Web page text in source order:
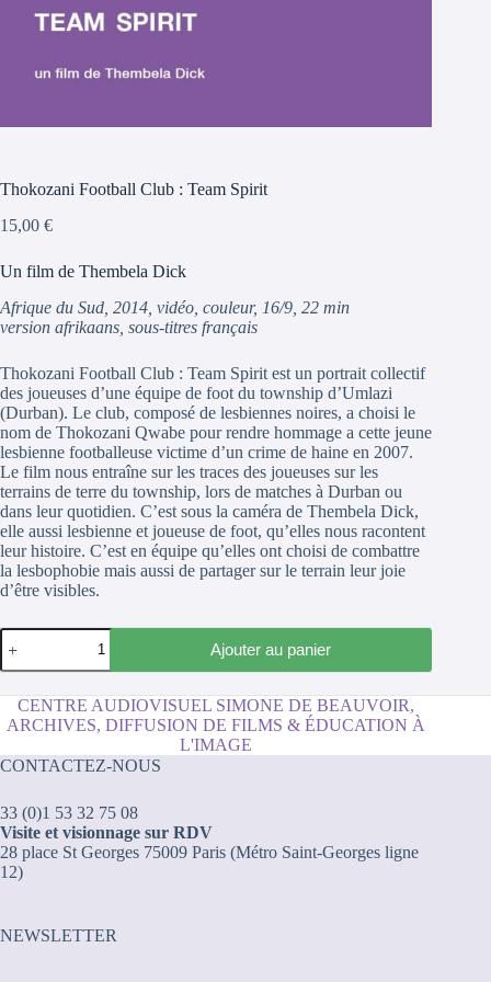
Thokozani Football Club : Team Spirit
15,00 €
Un film de Thembela Dick
Afrique du Sud, 2014, vidéo, couleur, 16/9, 22 min
version afrikaans, sous-titres français
Thokozani Football Club : Team Spirit est un portrait collectif
des joueuses d’une équipe de foot du township d’Umlazi
(Durban). Le club, composé de lesbiennes noires, a choisi le
nom de Thokozani Qwabe pour rendre hommage a cette jeune
lesbienne footballeuse victime d’un crime de haine en 2007.
Le film nous entraîne sur les traces des joueuses sur les
terrains de terre du township, lors de matches à Durban ou
dans leur quotidien. C’est sous la caméra de Thembela Dick,
elle aussi lesbienne et joueuse de foot, qu’elles nous racontent
leur histoire. C’est en équipe qu’elles ont choisi de combattre
la lesbophobie mais aussi de partager sur le terrain leur joie
d’être visibles.
quantité
de
Thokozani
Club
Spirit
Ajouter au panier
CENTRE AUDIOVISUEL SIMONE DE BEAUVOIR,
ARCHIVES, DIFFUSION DE FILMS & ÉDUCATION À
L'IMAGE
CONTACTEZ-NOUS
33 (0)1 53 32 75 08
Visite et visionnage sur RDV
28 place St Georges 75009 Paris (Métro Saint-Georges ligne
12)
NEWSLETTER